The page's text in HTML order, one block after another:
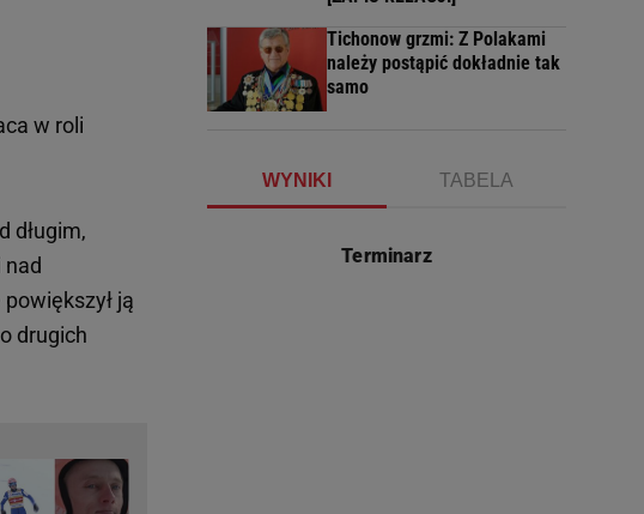
w roli
długim,
nad
ją
drugich
Tichonow grzmi: Z Polakami
należy postąpić dokładnie tak
samo
WYNIKI TABELA
Terminarz